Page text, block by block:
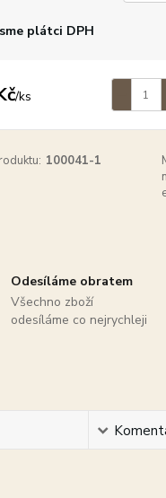
plátci DPH
/ks
100041-1
Odesíláme obratem
Všechno zboží
odesíláme co nejrychleji